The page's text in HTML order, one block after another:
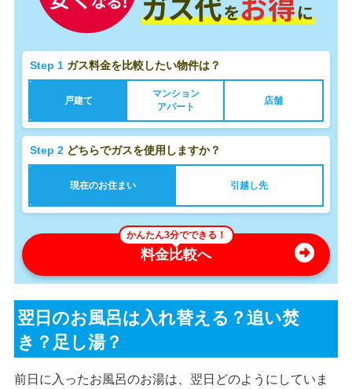
Step 1ガス料金を比較したい物件は？
戸建て
マンション
アパート
店舗
Step 2どちらでガスを使用しますか？
現在のお住まい 引越し先
かんたん3分でできる！
料金比較へ
翌日のお風呂は入れ替える？追い焚
き？足し湯？
前日に入ったお風呂のお湯は、翌日どのようにしていま